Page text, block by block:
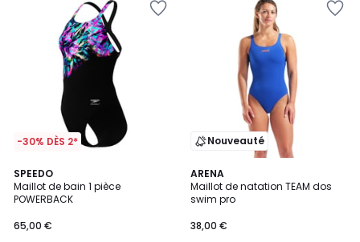
-30% DÈS 2*
SPEEDO
Maillot de bain 1 pièce
POWERBACK
65,00 €
Nouveauté
ARENA
Maillot de natation TEAM dos
swim pro
38,00 €
2
Couleurs